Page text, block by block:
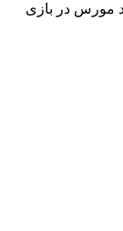
مورس در بازی